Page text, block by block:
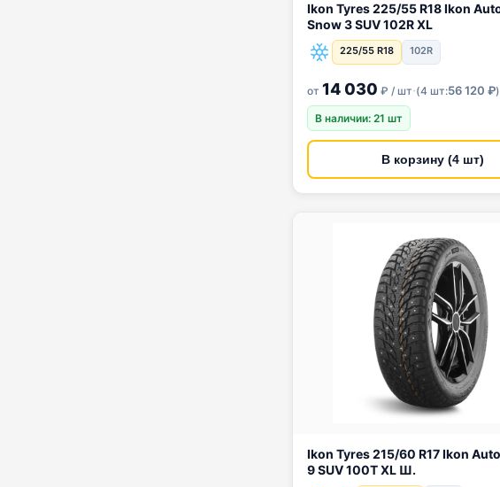
Ikon Tyres 225/55 R18 Ikon Autograph
Snow 3 SUV 102R XL
225/55 R18 102R
от 14 030 ₽ / шт·(4 шт:56 120 ₽)
В наличии: 21 шт
В корзину (4 шт)
Ikon Tyres 215/60 R17 Ikon Autograph Ice
9 SUV 100T XL Ш.